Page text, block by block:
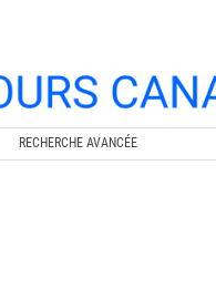
RECHERCHE AVANCÉE